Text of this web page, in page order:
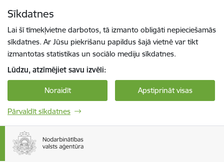
Sīkdatnes
Lai šī tīmekļvietne darbotos, tā izmanto obligāti nepieciešamās
sīkdatnes. Ar Jūsu piekrišanu papildus šajā vietnē var tikt
izmantotas statistikas un sociālo mediju sīkdatnes.
Lūdzu, atzīmējiet savu izvēli:
Noraidīt Apstiprināt visas
Pārvaldīt sīkdatnes